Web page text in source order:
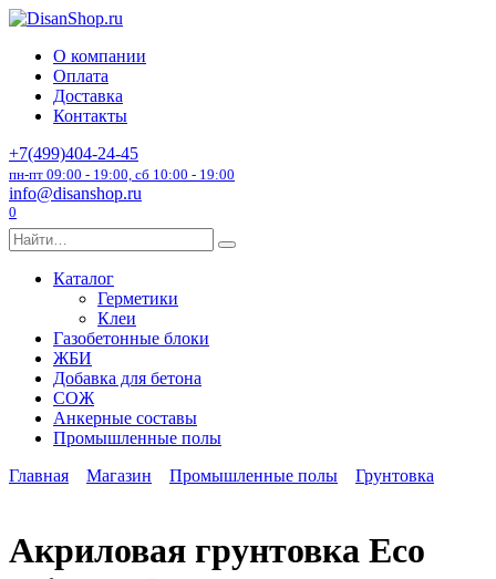
Перейти
содержанию
О компании
Оплата
Доставка
Контакты
+7(499)404-24-45
пн-пт 09:00 - 19:00, сб 10:00 - 19:00
info@disanshop.ru
0
Search
for:
Каталог
Герметики
Клеи
Газобетонные блоки
ЖБИ
Добавка для бетона
СОЖ
Анкерные составы
Промышленные полы
Главная
Магазин Промышленные полы Грунтовка
Акриловая грунтовка Eco